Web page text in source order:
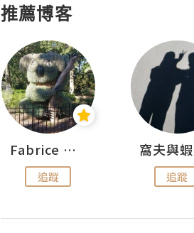
推薦博客
Fabrice 嚐味
追蹤 追蹤